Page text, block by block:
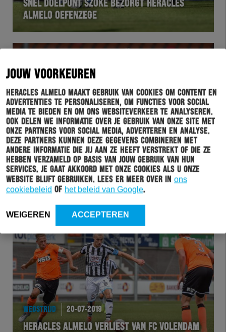
JOUW VOORKEUREN
Heracles Almelo maakt gebruik van cookies om content en
advertenties te personaliseren, om functies voor social
media te bieden en om ons websiteverkeer te analyseren.
Ook delen we informatie over je gebruik van onze site met
onze partners voor social media, adverteren en analyse.
Deze partners kunnen deze gegevens combineren met
andere informatie die jij aan ze heeft verstrekt of die ze
hebben verzameld op basis van jouw gebruik van hun
services. Je gaat akkoord met onze cookies als u onze
website blijft gebruiken. Lees er meer over in ons
cookiebeleid of het beleid van Google.
WEIGEREN ACCEPTEREN
SNEL DOELPUNT SZÖKE BEZORGT HERACLES
ALMELO OEFENZEGE
WEDSTRIJD 20-07-2019
FOTO’S: FC VOLENDAM – HERACLES ALMELO
WEDSTRIJD 20-07-2019
HERACLES ALMELO VERLIEST VAN FC VOLENDAM